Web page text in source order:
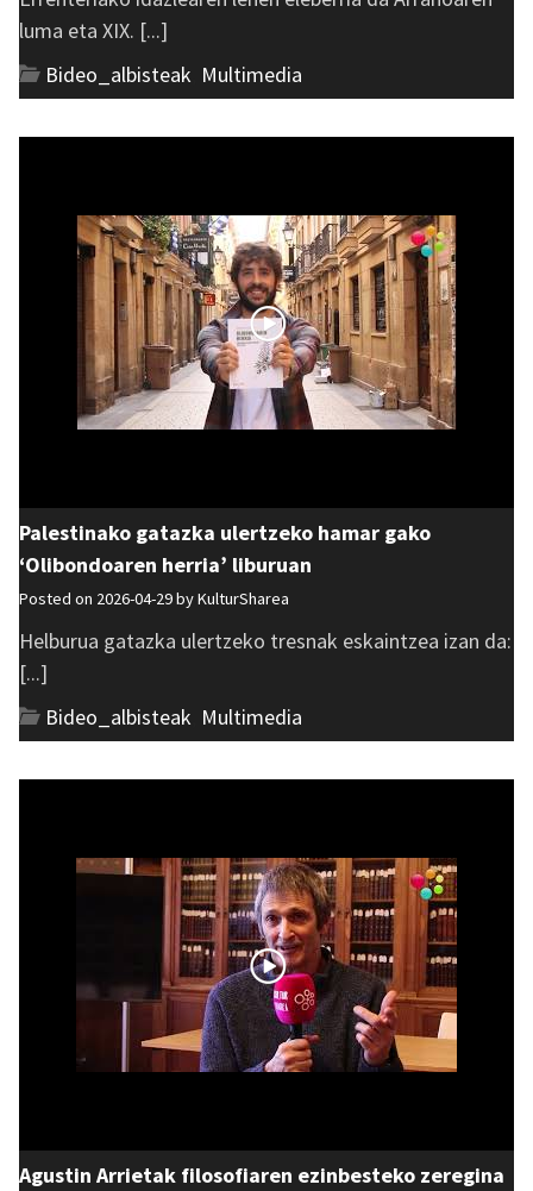
luma eta XIX. [...]
Bideo_albisteak Multimedia
Palestinako gatazka ulertzeko hamar gako
‘Olibondoaren herria’ liburuan
Posted on 2026-04-29 byKulturSharea
Helburua gatazka ulertzeko tresnak eskaintzea izan da:
[...]
Bideo_albisteak Multimedia
Agustin Arrietak filosofiaren ezinbesteko zeregina